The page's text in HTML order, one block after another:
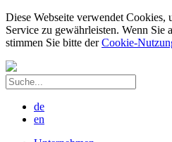
Diese Webseite verwendet Cookies,
Service zu gewährleisten. Wenn Sie
stimmen Sie bitte derCookie-
de
en